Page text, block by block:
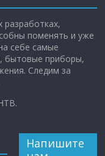
поменять и уже
себе самые
бытовые приборы,
Следим за
Напишите